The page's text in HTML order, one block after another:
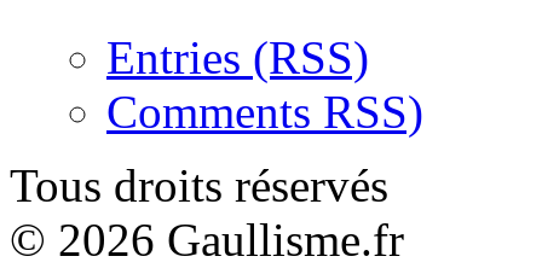
Entries (RSS)
Comments RSS)
Tous droits réservés
© 2026 Gaullisme.fr